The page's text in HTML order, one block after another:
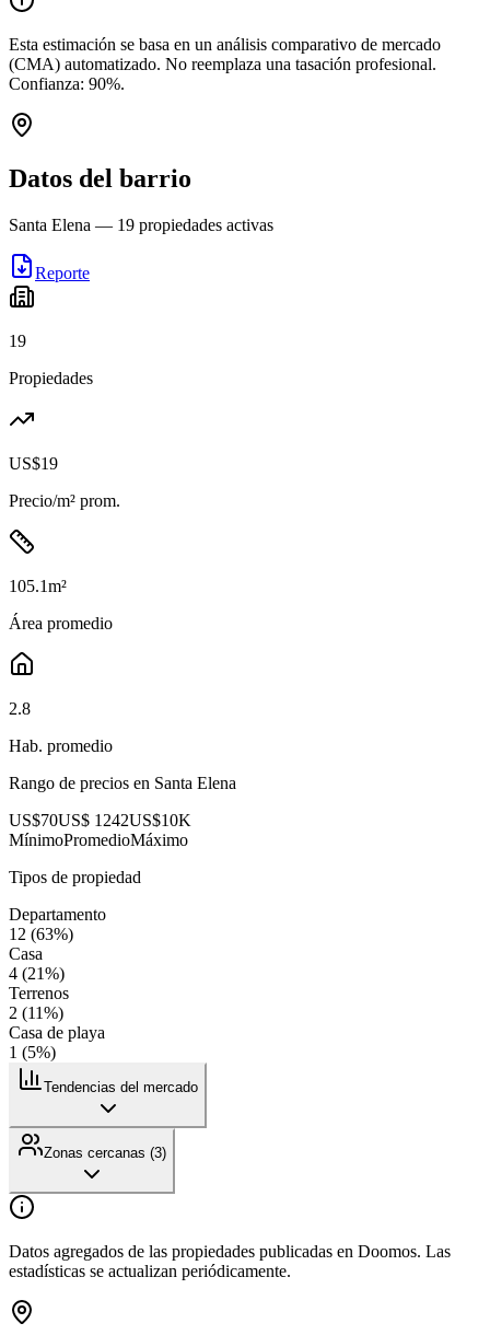
Esta estimación se basa en un análisis comparativo de mercado
(CMA) automatizado. No reemplaza una tasación profesional.
Confianza: 90%.
Datos del barrio
Santa Elena — 19 propiedades activas
Reporte
19
Propiedades
US$19
Precio/m² prom.
105.1m²
Área promedio
2.8
Hab. promedio
Rango de precios en Santa Elena
US$70US$ 1242US$10K
MínimoPromedioMáximo
Tipos de propiedad
Departamento
12 (63%)
Casa
4 (21%)
Terrenos
2 (11%)
Casa de playa
1 (5%)
Tendencias del mercado
Zonas cercanas (3)
Datos agregados de las propiedades publicadas en Doomos. Las
estadísticas se actualizan periódicamente.